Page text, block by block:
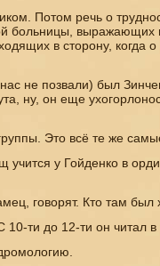
Потом речь о
больницы, выражающих
в сторону, когда
не позвали) был
ну, он еще
Это всё те же
у Гойденко в
говорят. Кто там был
ти до 12-ти он читал в